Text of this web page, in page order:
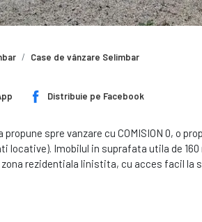
Case de vânzare Selimbar
Distribuie pe Facebook
propune spre vanzare cu COMISION 0,
locative). Imobilul in suprafata utila de
rezidentiala linistita, cu acces facil
cu bucatarie open space, 3 dormitoare,